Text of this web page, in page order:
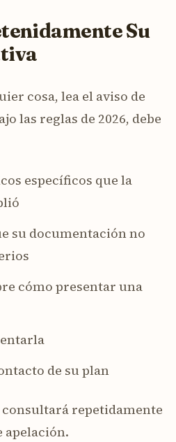
Su
cosa, lea el aviso de
las reglas de 2026, debe
específicos que la
su documentación no
cómo presentar una
de su plan
consultará repetidamente
apelación.